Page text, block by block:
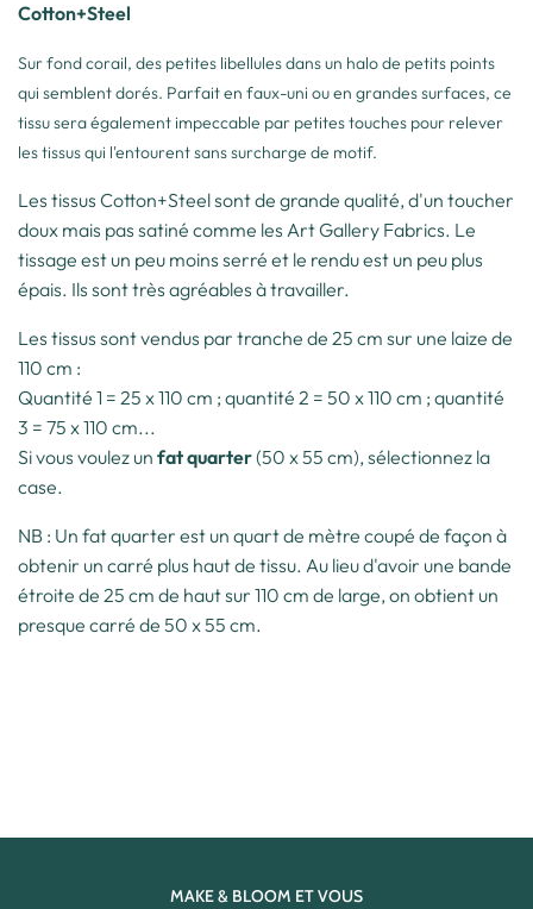
Cotton+Steel
Sur fond corail, des petites libellules dans un halo de petits points
qui semblent dorés. Parfait en faux-uni ou en grandes surfaces, ce
tissu sera également impeccable par petites touches pour relever
les tissus qui l'entourent sans surcharge de motif.
Les tissus Cotton+Steel sont de grande qualité, d'un toucher
doux mais pas satiné comme les Art Gallery Fabrics. Le
tissage est un peu moins serré et le rendu est un peu plus
épais. Ils sont très agréables à travailler.
Les tissus sont vendus par tranche de 25 cm sur une laize de
110 cm :
Quantité 1 = 25 x 110 cm ; quantité 2 = 50 x 110 cm ; quantité
3 = 75 x 110 cm...
Si vous voulez un fat quarter(50 x 55 cm), sélectionnez la
case.
NB : Un fat quarter est un quart de mètre coupé de façon à
obtenir un carré plus haut de tissu. Au lieu d'avoir une bande
étroite de 25 cm de haut sur 110 cm de large, on obtient un
presque carré de 50 x 55 cm.
MAKE & BLOOM ET VOUS